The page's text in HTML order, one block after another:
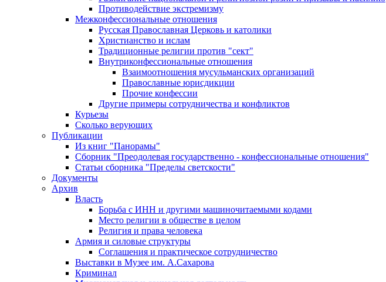
Противодействие экстремизму
Межконфессиональные отношения
Русская Православная Церковь и католики
Христианство и ислам
Традиционные религии против "сект"
Внутриконфессиональные отношения
Взаимоотношения мусульманских организаций
Православные юрисдикции
Прочие конфессии
Другие примеры сотрудничества и конфликтов
Курьезы
Сколько верующих
Публикации
Из книг "Панорамы"
Сборник "Преодолевая государственно - конфессиональные отношения"
Статьи сборника "Пределы светскости"
Документы
Архив
Власть
Борьба с ИНН и другими машиночитаемыми кодами
Место религии в обществе в целом
Религия и права человека
Армия и силовые структуры
Соглашения и практическое сотрудничество
Выставки в Музее им. А.Сахарова
Криминал